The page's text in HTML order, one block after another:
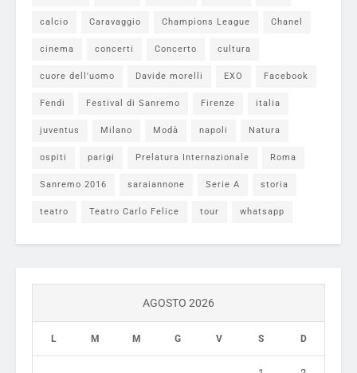
calcio Caravaggio Champions League Chanel
cinema concerti Concerto cultura
cuore dell'uomo Davide morelli EXO Facebook
Fendi Festival di Sanremo Firenze italia
juventus Milano Modà napoli Natura
ospiti parigi Prelatura Internazionale Roma
Sanremo 2016 saraiannone Serie A storia
teatro Teatro Carlo Felice tour whatsapp
AGOSTO 2026
L M M G V S D